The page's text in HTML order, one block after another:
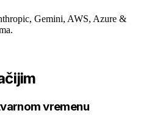
Gemini, AWS, Azure &
vremenu